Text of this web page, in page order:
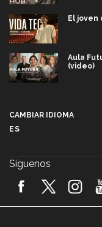
El joven
Aula
(video)
2026!
CAMBIAR IDIOMA
ES
Síguenos